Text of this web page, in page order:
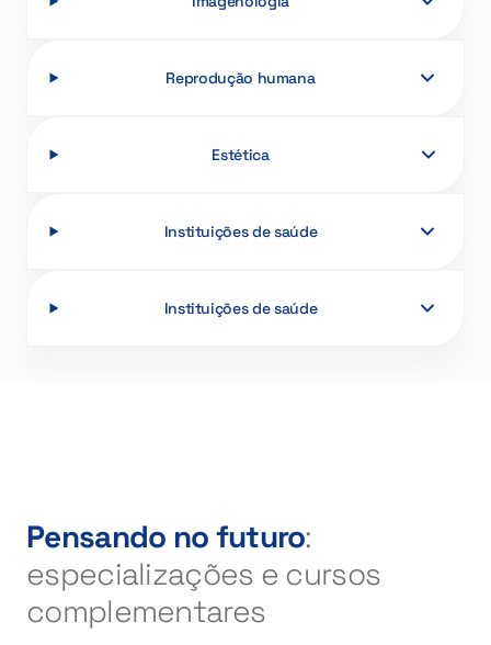
Reprodução humana
Estética
Instituições de saúde
Instituições de saúde
Pensando no futuro:
especializações e cursos
complementares